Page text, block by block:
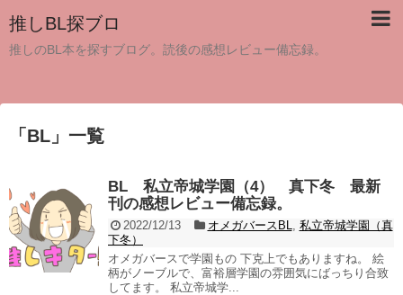
推しBL探ブロ
推しのBL本を探すブログ。読後の感想レビュー備忘録。
「 BL 」 一覧
BL 私立帝城学園（4） 真下冬 最新
刊の感想レビュー備忘録。
2022/12/13 オメガバースBL
私立帝城学園（真
下冬）
オメガバースで学園もの 下克上でもありますね。 絵
柄がノーブルで、富裕層学園の雰囲気にばっちり合致
してます。 私立帝城学...